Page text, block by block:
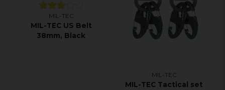
MIL-TEC
MIL-TEC US Belt
38mm, Black
MIL-TEC
MIL-TEC Tactical set